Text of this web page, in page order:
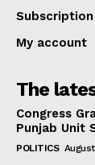
My account
The
Congress
Punjab Unit
POLITICS